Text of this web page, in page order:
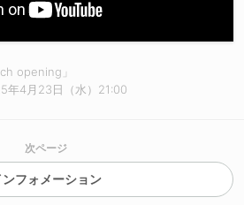
opening」
年4月23日（水）21:00
次ページ
ンフォメーション